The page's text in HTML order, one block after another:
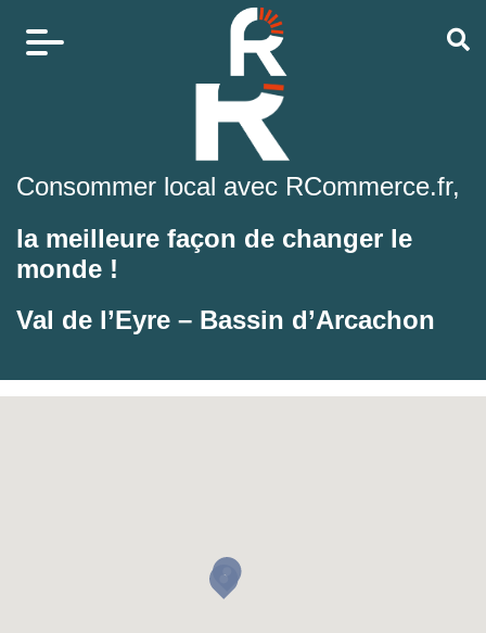
Consommer local avec RCommerce.fr,
la meilleure façon de changer le
monde !
Val de l’Eyre – Bassin d’Arcachon